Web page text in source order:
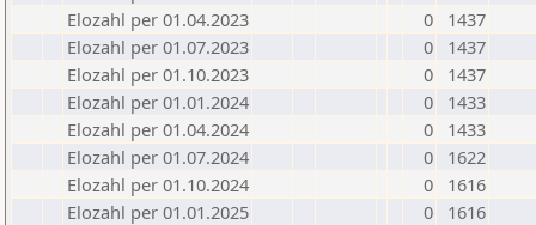
Elozahl per 01.04.2023
0
1437
Elozahl per 01.07.2023
0
1437
Elozahl per 01.10.2023
0
1437
Elozahl per 01.01.2024
0
1433
Elozahl per 01.04.2024
0
1433
Elozahl per 01.07.2024
0
1622
Elozahl per 01.10.2024
0
1616
Elozahl per 01.01.2025
0
1616